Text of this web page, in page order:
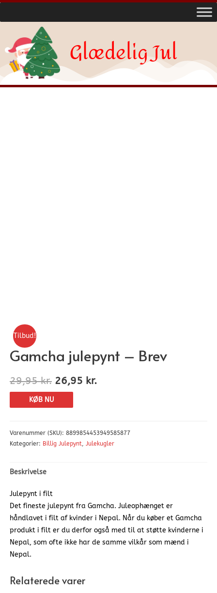
Glædelig Jul
Tilbud!
Gamcha julepynt – Brev
29,95kr. 26,95 kr.
KØB NU
Varenummer (SKU): 8899854453949585877
Kategorier: Billig Julepynt Julekugler
Beskrivelse
Julepynt i filt
Det fineste julepynt fra Gamcha. Juleophænget er
håndlavet i filt af kvinder i Nepal. Når du køber et Gamcha
produkt i filt er du derfor også med til at støtte kvinderne i
Nepal, som ofte ikke har de samme vilkår som mænd i
Nepal.
Relaterede varer